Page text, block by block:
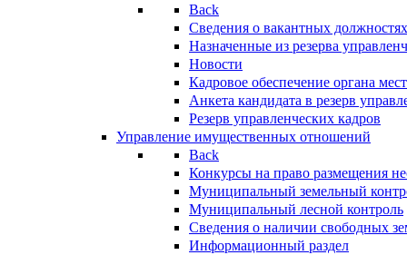
Back
Сведения о вакантных
Назначенные из резерва
Новости
Кадровое обеспечение органа
Анкета кандидата в резерв
Резерв управленческих кадров
Управление имущественных отношений
Back
Конкурсы на право размещения
Муниципальный земельный
Муниципальный лесной контроль
Сведения о наличии свободных
Информационный раздел